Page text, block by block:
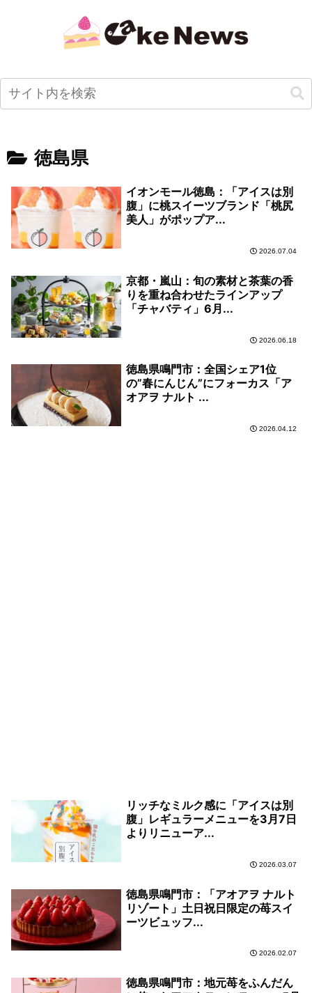
徳島県
イオンモール徳島：「アイスは別
腹」に桃スイーツブランド「桃尻
美人」がポップア...
2026.07.04
京都・嵐山：旬の素材と茶葉の香
りを重ね合わせたラインアップ
「チャバティ」6月...
2026.06.18
徳島県鳴門市：全国シェア1位
の”春にんじん”にフォーカス「ア
オアヲ ナルト ...
2026.04.12
リッチなミルク感に「アイスは別
腹」レギュラーメニューを3月7日
よりリニューア...
2026.03.07
徳島県鳴門市：「アオアヲ ナルト
リゾート」土日祝日限定の苺スイ
ーツビュッフ...
2026.02.07
徳島県鳴門市：地元苺をふんだん